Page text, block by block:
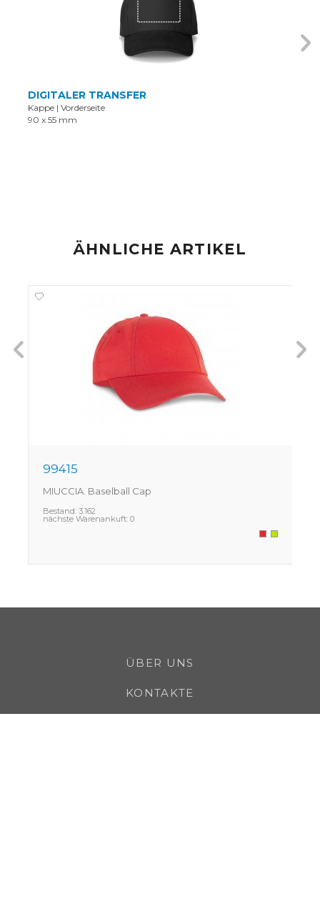
DIGITALER TRANSFER
Kappe | Vorderseite
90 x 55 mm
ÄHNLICHE ARTIKEL
99415
MIUCCIA. Baselball Cap
Bestand: 3.162
nächste Warenankuft: 0
ÜBER UNS
KONTAKTE